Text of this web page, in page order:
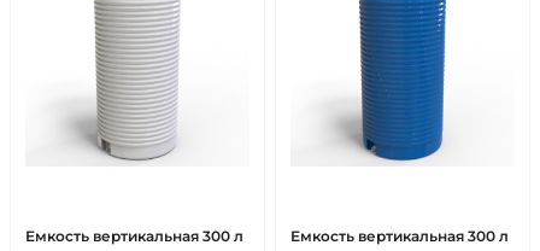
Емкость вертикальная 300 л
Емкость вертикальная 300 л